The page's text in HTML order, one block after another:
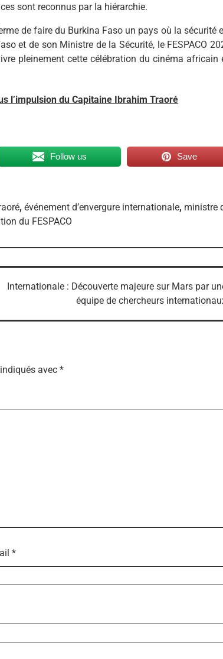
sont reconnus par la hiérarchie.
de faire du Burkina Faso un pays où la sécurité
et de son Ministre de la Sécurité, le FESPACO
pleinement cette célébration du cinéma africain
l’impulsion du Capitaine Ibrahim Traoré
Follow us Save
, événement d’envergure internationale, ministre
du FESPACO
Internationale : Découverte majeure sur Mars par
équipe de chercheurs
avec *
*